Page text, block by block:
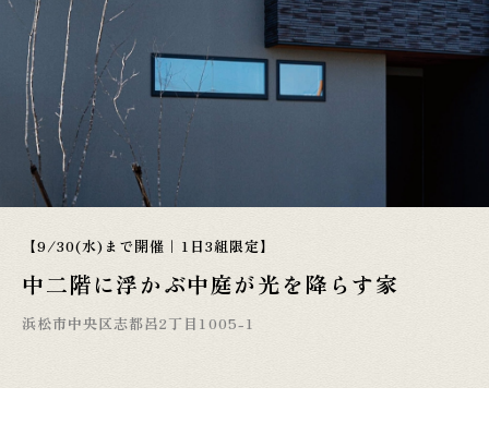
【9/30(水)まで開催｜1日3組限定】
中二階に浮かぶ中庭が光を降らす家
浜松市中央区志都呂2丁目1005-1